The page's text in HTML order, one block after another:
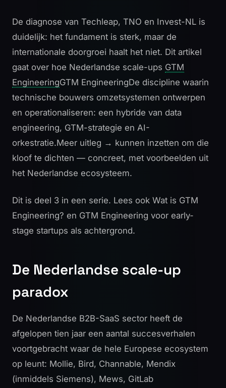
De diagnose van Techleap, TNO en Invest-NL is
duidelijk: het fundament is sterk, maar de
internationale doorgroei haalt het niet. Dit artikel
gaat over hoe Nederlandse scale-ups GTM
EngineeringGTM EngineeringDe discipline waarin
technische bouwers omzetsystemen ontwerpen
en operationaliseren: een hybride van data
engineering, GTM-strategie en AI-
orkestratie.Meer uitleg → kunnen inzetten om die
kloof te dichten — concreet, met voorbeelden uit
het Nederlandse ecosysteem.
Dit is deel 3 in een serie. Lees ook Wat is GTM
Engineering? en GTM Engineering voor early-
stage startups als achtergrond.
De Nederlandse scale-up
paradox
De Nederlandse B2B-SaaS sector heeft de
afgelopen tien jaar een aantal succesverhalen
voortgebracht waar de hele Europese ecosystem
op leunt: Mollie, Bird, Channable, Mendix
(inmiddels Siemens), Mews, GitLab